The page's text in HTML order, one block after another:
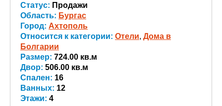
Статус: Продажи
Область: Бургас
Город: Ахтополь
Относится к категории: Oтели, Дома в
Болгарии
Размер: 724.00 кв.м
Двор: 506.00 кв.м
Спален: 16
Ванных: 12
Этажи: 4